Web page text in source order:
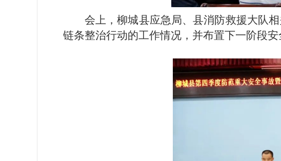
会上，柳城县应急局、县消防救援大队
链条整治行动的工作情况，并布置下一阶段安